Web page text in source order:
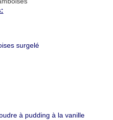
surgelé
à pudding à la vanille